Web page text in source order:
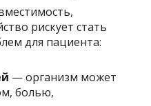
рискует стать
для пациента:
— организм может
болью,